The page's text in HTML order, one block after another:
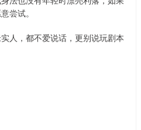
尝试。
人，都不爱说话，更别说玩剧本